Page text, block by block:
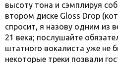
высоту тона и сэмплируя
втором диске Gloss Drop
спросит, я назову одним из
21 века; послушайте
штатного вокалиста уже не
некоторые треки позвали